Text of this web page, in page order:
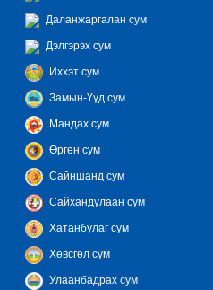
Даланжаргалан сум
Дэлгэрэх сум
Иххэт сум
Замын-Үүд сум
Мандах сум
Өргөн сум
Сайншанд сум
Сайхандулаан сум
Хатанбулаг сум
Хөвсгөл сум
Улаанбадрах сум